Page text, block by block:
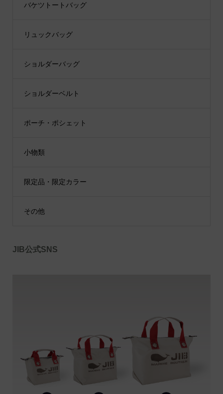
バケツトートバッグ
リュックバッグ
ショルダーバッグ
ショルダーベルト
ポーチ・ポシェット
小物類
限定品・限定カラー
その他
JIB公式SNS